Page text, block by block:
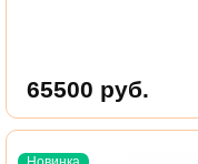
65500 руб.